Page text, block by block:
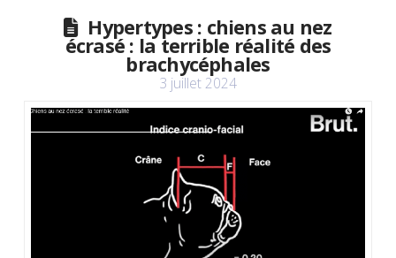
Hypertypes : chiens au nez
écrasé : la terrible réalité des
brachycéphales
3 juillet 2024